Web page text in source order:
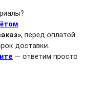
.
, перед оплатой
доставки.
— ответим просто